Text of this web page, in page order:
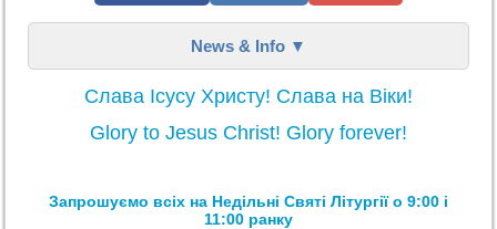
News & Info ▼
Слава Ісусу Христу! Слава на Віки!
Glory to Jesus Christ! Glory forever!
Запрошуємо всіх на Недільні Святі Літyргії о 9:00 і
11:00 ранку